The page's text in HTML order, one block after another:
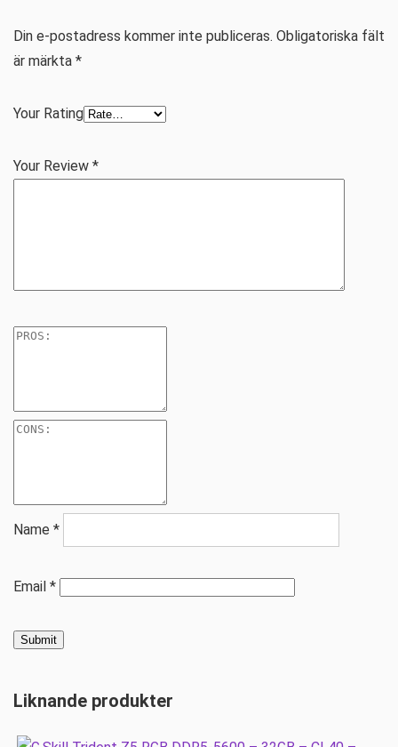
Din e-postadress kommer inte publiceras. Obligatoriska fält
är märkta *
Your Rating
Your Review *
Name *
Email *
Liknande produkter